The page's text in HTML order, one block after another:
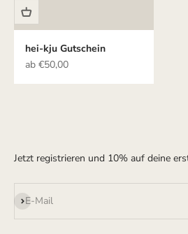
hei-kju Gutschein
Angebot
ab €50,00
Jetzt registrieren und 10% auf deine
E-Mail
Abonnieren